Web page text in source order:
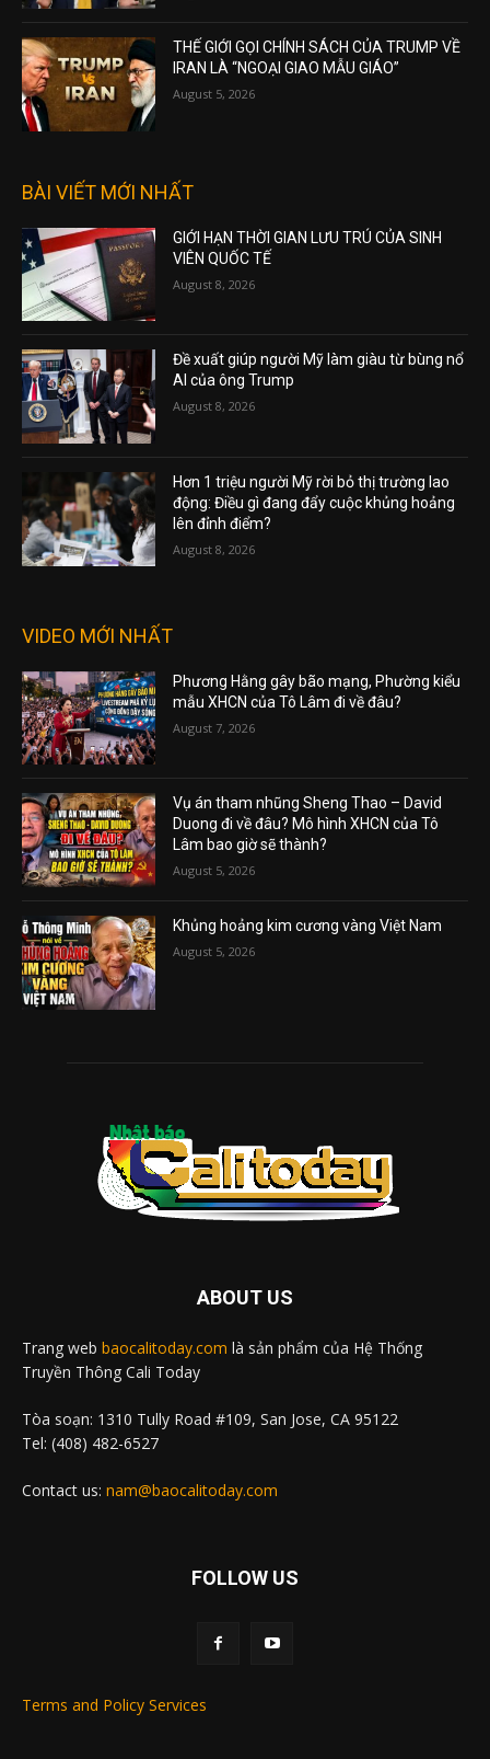
THẾ GIỚI GỌI CHÍNH SÁCH CỦA TRUMP VỀ
IRAN LÀ “NGOẠI GIAO MẪU GIÁO”
August 5, 2026
BÀI VIẾT MỚI NHẤT
GIỚI HẠN THỜI GIAN LƯU TRÚ CỦA SINH
VIÊN QUỐC TẾ
August 8, 2026
Đề xuất giúp người Mỹ làm giàu từ bùng nổ
AI của ông Trump
August 8, 2026
Hơn 1 triệu người Mỹ rời bỏ thị trường lao
động: Điều gì đang đẩy cuộc khủng hoảng
lên đỉnh điểm?
August 8, 2026
VIDEO MỚI NHẤT
Phương Hằng gây bão mạng, Phường kiểu
mẫu XHCN của Tô Lâm đi về đâu?
August 7, 2026
Vụ án tham nhũng Sheng Thao – David
Duong đi về đâu? Mô hình XHCN của Tô
Lâm bao giờ sẽ thành?
August 5, 2026
Khủng hoảng kim cương vàng Việt Nam
August 5, 2026
ABOUT US
Trang web baocalitoday.com là sản phẩm của Hệ Thống
Truyền Thông Cali Today
Tòa soạn: 1310 Tully Road #109, San Jose, CA 95122
Tel: (408) 482-6527
Contact us: nam@baocalitoday.com
FOLLOW US
Terms and Policy Services